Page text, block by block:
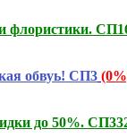
флористики.
обвуь! СП3
до 50%.